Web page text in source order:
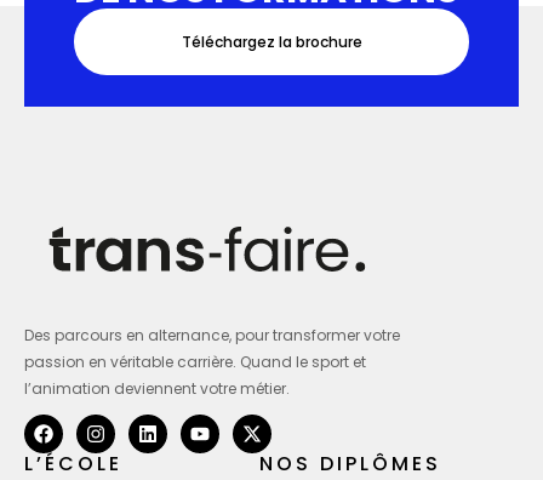
Téléchargez la brochure
Des parcours en alternance, pour transformer votre
passion en véritable carrière. Quand le sport et
l’animation deviennent votre métier.
L’ÉCOLE NOS DIPLÔMES